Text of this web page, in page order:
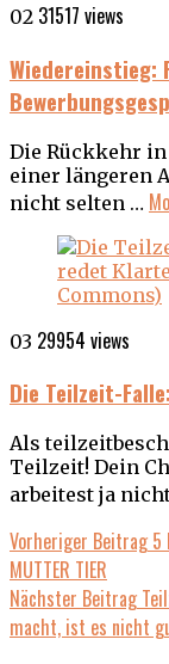
02 31517 views
Wiedereinstieg:
Die Rückkehr
einer längeren
nicht selten …
03 29954 views
Die Teilzeit-
Als
Teilzeit! Dein
arbeitest ja
Vorheriger Beitrag 5
MUTTER TIER
Nächster Beitrag
macht, ist es nicht